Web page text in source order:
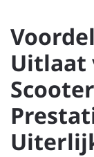
Uitlaat